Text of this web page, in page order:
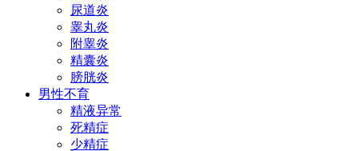
尿道炎
睾丸炎
附睾炎
精囊炎
膀胱炎
男性不育
精液异常
死精症
少精症